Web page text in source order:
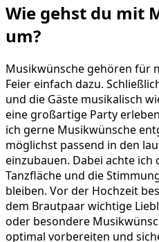
Wie gehst du mit
um?
Musikwünsche gehören für
Feier einfach dazu.
und die Gäste musikalisch
eine großartige Party
ich gerne Musikwünsche
möglichst passend in den
einzubauen. Dabei achte ich
Tanzfläche und die
bleiben. Vor der Hochzeit
dem Brautpaar wichtige
oder besondere
optimal vorbereiten und